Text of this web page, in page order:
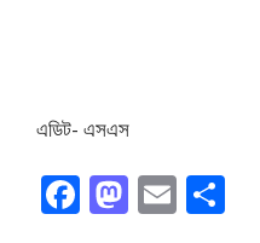
এডিট- এসএস
F M E